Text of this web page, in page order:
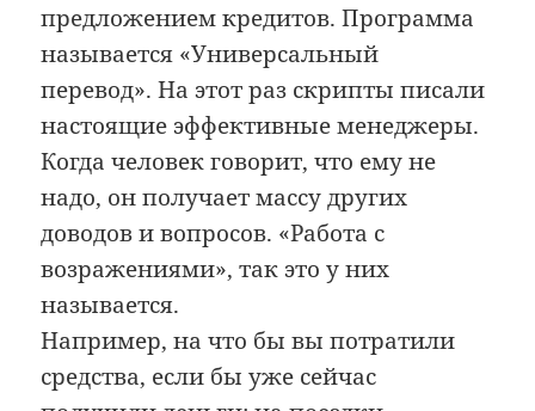
предложением кредитов. Программа
называется «Универсальный
перевод». На этот раз скрипты писали
настоящие эффективные менеджеры.
Когда человек говорит, что ему не
надо, он получает массу других
доводов и вопросов. «Работа с
возражениями», так это у них
называется.
Например, на что бы вы потратили
средства, если бы уже сейчас